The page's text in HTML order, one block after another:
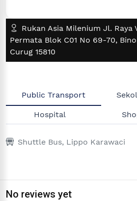
Rukan Asia Milenium Jl. Raya
Permata Blok C01 No 69-70,
Curug 15810
Public Transport
Hospital
Shuttle Bus, Lippo Karawaci
No reviews yet